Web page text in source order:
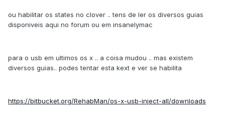
ou habilitar os states no clover .. tens de ler os diversos guias
disponiveis aqui no forum ou em insanelymac
para o usb em ultimos os x .. a coisa mudou .. mas existem
diversos guias.. podes tentar esta kext e ver se habilita
https://bitbucket.org/RehabMan/os-x-usb-inject-all/downloads